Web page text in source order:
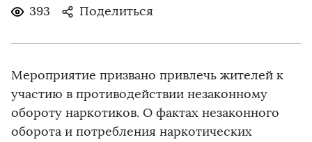
393 Поделиться
Мероприятие призвано привлечь жителей к
участию в противодействии незаконному
обороту наркотиков. О фактах незаконного
оборота и потребления наркотических